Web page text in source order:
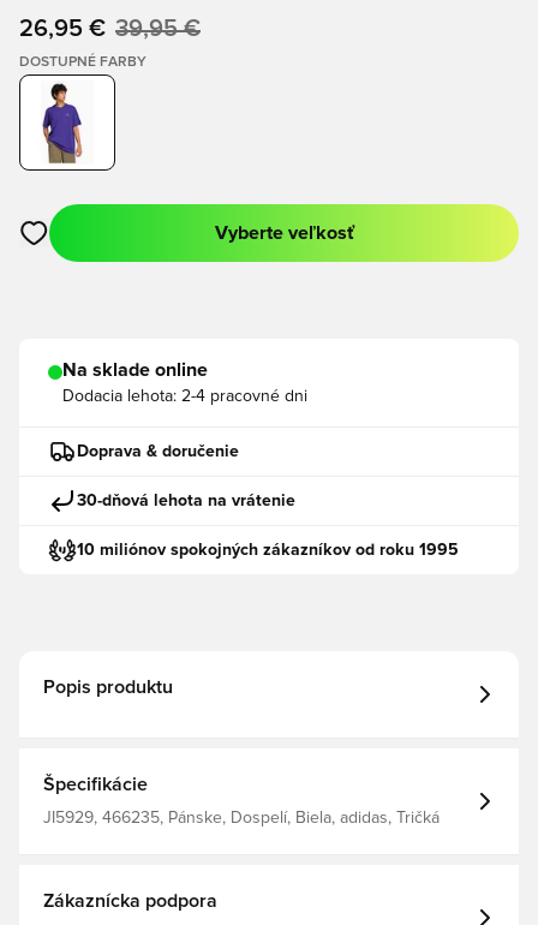
26,95 € 39,95 €
DOSTUPNÉ FARBY
Otvorí modál na prihlásenie alebo registráciu ako člen
Vyberte veľkosť
Na sklade online
Dodacia lehota: 2-4 pracovné dni
Doprava & doručenie
30-dňová lehota na vrátenie
10 miliónov spokojných zákazníkov od roku 1995
Popis produktu
Špecifikácie
JI5929, 466235, Pánske, Dospelí, Biela, adidas, Tričká
Zákaznícka podpora